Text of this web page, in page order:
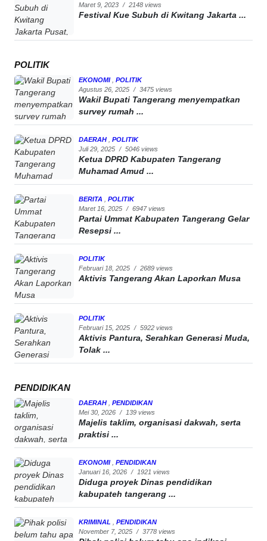
Maret 9, 2023 / 2148 views
Festival Kue Subuh di Kwitang Jakarta ...
POLITIK
EKONOMI
POLITIK
Agustus 26, 2025 / 3475 views
Wakil Bupati Tangerang menyempatkan
survey rumah ...
DAERAH
POLITIK
Juli 29, 2025 / 5046 views
Ketua DPRD Kabupaten Tangerang
Muhamad Amud ...
BERITA
POLITIK
Maret 16, 2025 / 6947 views
Partai Ummat Kabupaten Tangerang Gelar
Resepsi ...
POLITIK
Februari 18, 2025 / 2689 views
Aktivis Tangerang Akan Laporkan Musa
POLITIK
Februari 15, 2025 / 5922 views
Aktivis Pantura, Serahkan Generasi Muda,
Tolak ...
PENDIDIKAN
DAERAH
PENDIDIKAN
Mei 30, 2026 / 139 views
Majelis taklim, organisasi dakwah, serta
praktisi ...
EKONOMI
PENDIDIKAN
Januari 16, 2026 / 1921 views
Diduga proyek Dinas pendidikan
kabupateh tangerang ...
KRIMINAL
PENDIDIKAN
November 7, 2025 / 3778 views